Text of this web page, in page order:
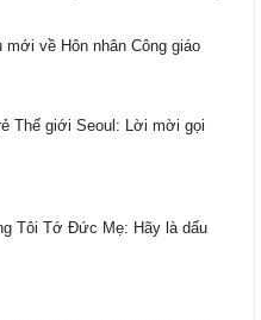
về Hôn nhân Công giáo
Thế giới Seoul: Lời mời gọi
Tôi Tớ Đức Mẹ: Hãy là dấu